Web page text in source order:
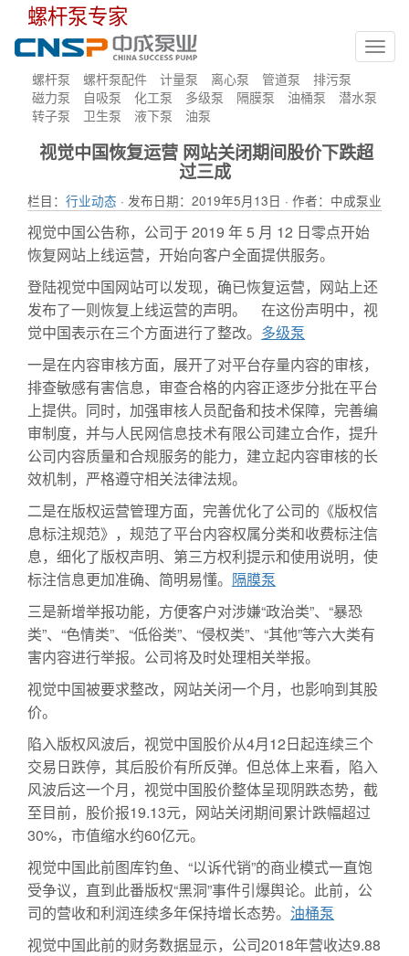
螺杆泵专家
螺杆泵 螺杆泵配件 计量泵 离心泵 管道泵
排污泵
磁力泵
自吸泵 化工泵 多级泵 隔膜泵 油桶泵
潜水泵
转子泵
卫生泵 液下泵 油泵
视觉中国恢复运营 网站关闭期间股价下跌超
过三成
栏目： 行业动态 · 发布日期：2019年5月13日 · 作者：中成泵业
视觉中国公告称，公司于 2019 年 5 月 12 日零点开始
恢复网站上线运营，开始向客户全面提供服务。
登陆视觉中国网站可以发现，确已恢复运营，网站上还
发布了一则恢复上线运营的声明。 在这份声明中，视
觉中国表示在三个方面进行了整改。 多级泵
一是在内容审核方面，展开了对平台存量内容的审核，
排查敏感有害信息，审查合格的内容正逐步分批在平台
上提供。同时，加强审核人员配备和技术保障，完善编
审制度，并与人民网信息技术有限公司建立合作，提升
公司内容质量和合规服务的能力，建立起内容审核的长
效机制，严格遵守相关法律法规。
二是在版权运营管理方面，完善优化了公司的《版权信
息标注规范》，规范了平台内容权属分类和收费标注信
息，细化了版权声明、第三方权利提示和使用说明，使
标注信息更加准确、简明易懂。 隔膜泵
三是新增举报功能，方便客户对涉嫌“政治类”、“暴恐
类”、“色情类”、“低俗类”、“侵权类”、“其他”等六大类有
害内容进行举报。公司将及时处理相关举报。
视觉中国被要求整改，网站关闭一个月，也影响到其股
价。
陷入版权风波后，视觉中国股价从4月12日起连续三个
交易日跌停，其后股价有所反弹。但总体上来看，陷入
风波后这一个月，视觉中国股价整体呈现阴跌态势，截
至目前，股价报19.13元，网站关闭期间累计跌幅超过
30%，市值缩水约60亿元。
视觉中国此前图库钓鱼、“以诉代销”的商业模式一直饱
受争议，直到此番版权“黑洞”事件引爆舆论。此前，公
司的营收和利润连续多年保持增长态势。 油桶泵
视觉中国此前的财务数据显示，公司2018年营收达9.88